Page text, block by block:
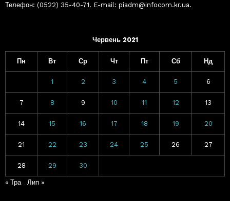
Телефон: (0522) 35-40-71. E-mail: piadm@infocom.kr.ua.
Червень 2021
Пн Вт Ср Чт Пт Сб Нд
1 2 3 4 5 6
7 8 9 10 11 12 13
14 15 16 17 18 19 20
21 22 23 24 25 26 27
28 29 30
« Тра Лип »